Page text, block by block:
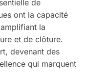
de
ont la capacité
la
et de clôture.
devenant des
qui marquent